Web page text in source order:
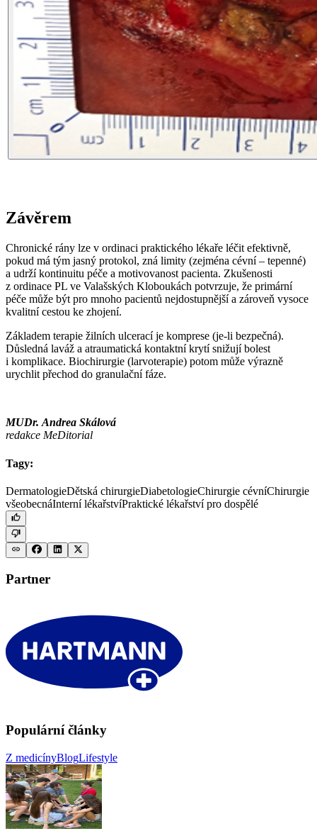
Závěrem
Chronické rány lze v ordinaci praktického lékaře léčit efektivně,
pokud má tým jasný protokol, zná limity (zejména cévní –⁠ tepenné)
a udrží kontinuitu péče a motivovanost pacienta. Zkušenosti
z ordinace PL ve Valašských Kloboukách potvrzuje, že primární
péče může být pro mnoho pacientů nejdostupnější a zároveň vysoce
kvalitní cestou ke zhojení.
Základem terapie žilních ulcerací je komprese (je-li bezpečná).
Důsledná laváž a atraumatická kontaktní krytí snižují bolest
i komplikace. Biochirurgie (larvoterapie) potom může výrazně
urychlit přechod do granulační fáze.
MUDr. Andrea Skálová
redakce MeDitorial
Tagy:
DermatologieDětská chirurgieDiabetologieChirurgie cévníChirurgie
všeobecnáInterní lékařstvíPraktické lékařství pro dospělé
Partner
Populární články
Z medicínyBlogLifestyle